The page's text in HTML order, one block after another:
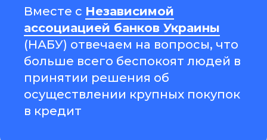
Вместе с Независимой
ассоциацией банков Украины
(НАБУ) отвечаем на вопросы, что
больше всего беспокоят людей в
принятии решения об
осуществлении крупных покупок
в кредит